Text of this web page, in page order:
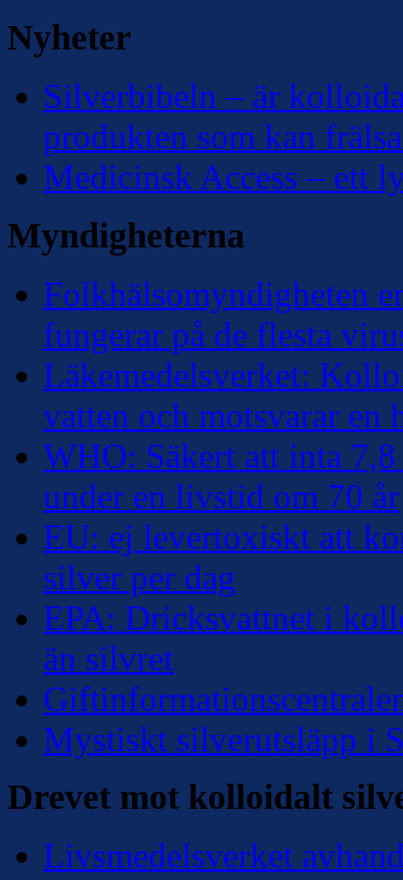
Nyheter
Silverbibeln – är
produkten som kan
Medicinsk Access – ett
Myndigheterna
Folkhälsomyndigheten
fungerar på de flesta
Läkemedelsverket:
vatten och motsvarar en
WHO: Säkert att inta
under en livstid om 70 år
EU: ej levertoxiskt att
silver per dag
EPA: Dricksvattnet i
än silvret
Mystiskt silverutsläpp i
Drevet mot kolloidalt
Livsmedelsverket